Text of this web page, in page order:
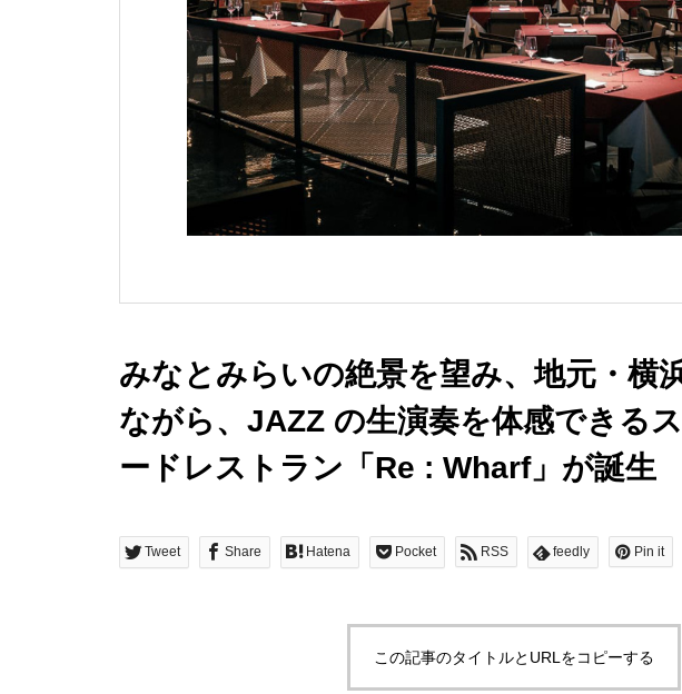
みなとみらいの絶景を望み、地元・横
ながら、JAZZ の生演奏を体感できる
ードレストラン「Re : Wharf」が誕生
Tweet Share Hatena Pocket RSS feedly Pin it
この記事のタイトルとURLをコピーする